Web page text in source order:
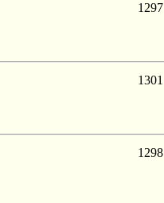
1297
1301
1298